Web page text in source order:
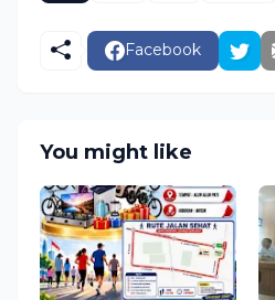
Facebook
You might like